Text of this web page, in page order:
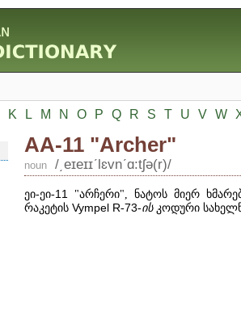
K L M N O P Q R S T U V W
AA-11 "Archer"
noun /͵eɪeɪɪʹlɛvnʹɑ:tʃə(r)/
ეი-ეი-11
"არჩერი", ნატოს მიერ
რაკეტის Vympel R-73-ისკოდური